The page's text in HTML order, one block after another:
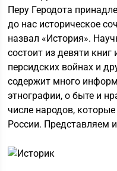
Перу Геродота
до нас историческое
назвал «История».
состоит из девяти
персидских войнах и
содержит много
этнографии, о быте и
числе народов,
России. Представляем